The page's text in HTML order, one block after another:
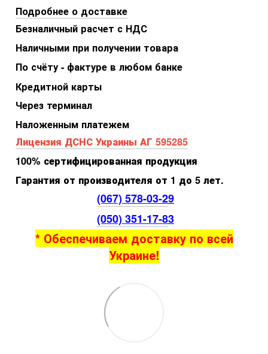
Подробнее о доставке
Безналичный расчет с НДС
Наличными при получении товара
По счёту - фактуре в любом банке
Кредитной карты
Через терминал
Наложенным платежем
Лицензия ДСНС Украины АГ 595285
100% сертифицированная продукция
Гарантия от производителя от 1 до 5 лет.
(067) 578-03-29
(050) 351-17-83
* Обеспечиваем доставку по всей
Украине!